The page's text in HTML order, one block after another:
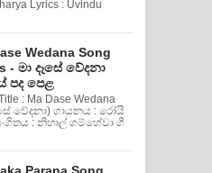
Lyrics : Uvindu
Wedana Song
- මා දෑසේ වේදනා
පද පෙළ
: Ma Dase Wedana
වේදනා) ගායනය : රෝයි
: නිහාල් ගම්හේවා ගී